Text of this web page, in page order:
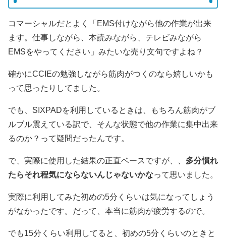
コマーシャルだとよく「EMS付けながら他の作業が出来
ます。仕事しながら、本読みながら、テレビみながら
EMSをやってください」みたいな売り文句ですよね？
確かにCCIEの勉強しながら筋肉がつくのなら嬉しいかも
って思ったりしてました。
でも、SIXPADを利用しているときは、もちろん筋肉がブ
ルブル震えている訳で、そんな状態で他の作業に集中出来
るのか？って疑問だったんです。
で、実際に使用した結果の正直ベースですが、、 多分慣れ
たらそれ程気にならないんじゃないかなって思いました。
実際に利用してみた初めの5分くらいは気になってしょう
がなかったです。だって、本当に筋肉が疲労するので。
でも15分くらい利用してると、初めの5分くらいのときと